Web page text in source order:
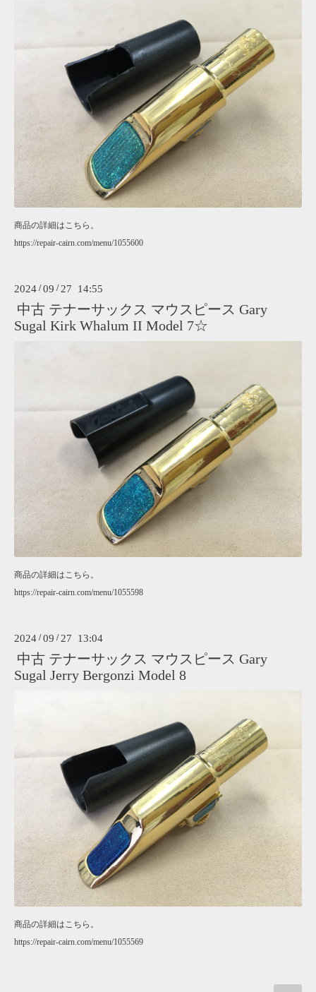
商品の詳細はこちら。
https://repair-cairn.com/menu/1055600
2024 /09 / 27 14:55
中古 テナーサックス マウスピース Gary
Sugal Kirk Whalum II Model 7☆
商品の詳細はこちら。
https://repair-cairn.com/menu/1055598
2024 /09 / 27 13:04
中古 テナーサックス マウスピース Gary
Sugal Jerry Bergonzi Model 8
商品の詳細はこちら。
https://repair-cairn.com/menu/1055569